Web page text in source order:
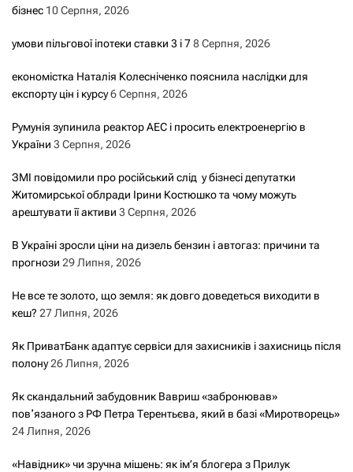
бізнес 10 Серпня, 2026
умови пільгової іпотеки ставки 3 і 78 Серпня, 2026
економістка Наталія Колесніченко пояснила наслідки для
експорту цін і курсу6 Серпня, 2026
Румунія зупинила реактор АЕС і просить електроенергію в
України 3 Серпня, 2026
ЗМІ повідомили про російський слід у бізнесі депутатки
Житомирської облради Ірини Костюшко та чому можуть
арештувати її активи 3 Серпня, 2026
В Україні зросли ціни на дизель бензин і автогаз: причини та
прогнози 29 Липня, 2026
Не все те золото, що земля: як довго доведеться виходити в
кеш? 27 Липня, 2026
Як ПриватБанк адаптує сервіси для захисників і захисниць після
полону26 Липня, 2026
Як скандальний забудовник Вавриш «забронював»
повʼязаного з РФ Петра Терентьєва, який в базі «Миротворець»
24 Липня, 2026
«Навідник» чи зручна мішень: як ім’я блогера з Прилук